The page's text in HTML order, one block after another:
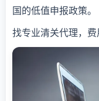
国的低值申报政策。
找专业清关代理，费